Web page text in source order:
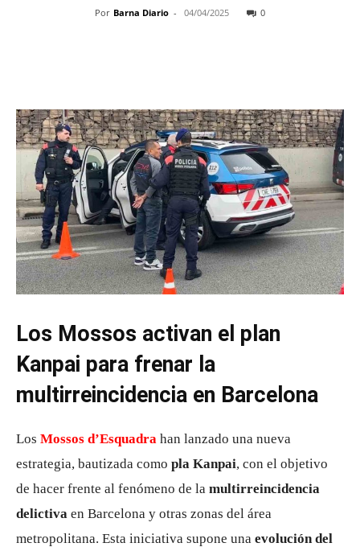
Por Barna Diario - 04/04/2025 0
Los Mossos activan el plan
Kanpai para frenar la
multirreincidencia en Barcelona
Los Mossos d’Esquadra han lanzado una nueva
estrategia, bautizada como pla Kanpai, con el objetivo
de hacer frente al fenómeno de la multirreincidencia
delictiva en Barcelona y otras zonas del área
metropolitana. Esta iniciativa supone una evolución del